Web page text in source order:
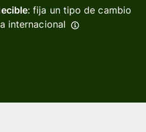
: fija un tipo de cambio
internacional